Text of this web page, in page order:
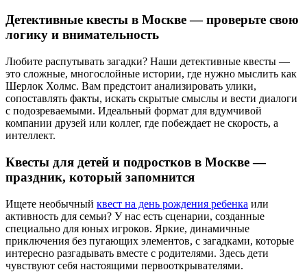
Детективные квесты в Москве — проверьте свою
логику и внимательность
Любите распутывать загадки? Наши детективные квесты —
это сложные, многослойные истории, где нужно мыслить как
Шерлок Холмс. Вам предстоит анализировать улики,
сопоставлять факты, искать скрытые смыслы и вести диалоги
с подозреваемыми. Идеальный формат для вдумчивой
компании друзей или коллег, где побеждает не скорость, а
интеллект.
Квесты для детей и подростков в Москве —
праздник, который запомнится
Ищете необычный квест на день рождения ребенка или
активность для семьи? У нас есть сценарии, созданные
специально для юных игроков. Яркие, динамичные
приключения без пугающих элементов, с загадками, которые
интересно разгадывать вместе с родителями. Здесь дети
чувствуют себя настоящими первооткрывателями.